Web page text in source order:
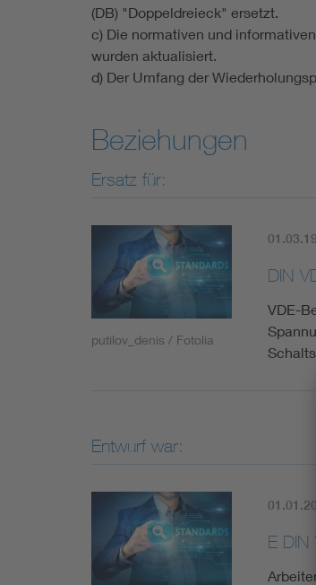
(DB) "Doppeldreieck" ersetzt.
c) Die normativen und
wurden aktualisiert.
d) Der Umfang der
Beziehungen
Ersatz für:
putilov_denis / Fotolia
DIN
VDE-
Entwurf war:
E